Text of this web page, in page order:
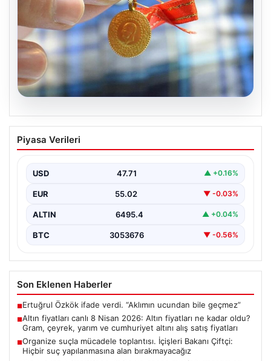
Altın fiyatları canlı 8 Nisan 2026: Altın
fiyatları ne kadar oldu? Gram, çeyrek,
fiyatları
Piyasa Verileri
USD 47.71 ▲ +0.16%
EUR 55.02 ▼ -0.03%
ALTIN 6495.4 ▲ +0.04%
BTC 3053676 ▼ -0.56%
Son Eklenen Haberler
■Ertuğrul Özkök ifade verdi. “Aklımın ucundan bile geçmez”
■Altın fiyatları canlı 8 Nisan 2026: Altın fiyatları ne kadar oldu?
Gram, çeyrek, yarım ve cumhuriyet altını alış satış fiyatları
■Organize suçla mücadele toplantısı. İçişleri Bakanı Çiftçi:
Hiçbir suç yapılanmasına alan bırakmayacağız